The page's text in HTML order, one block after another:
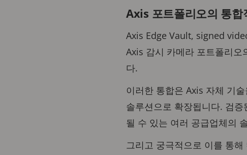
Axis 포트폴리오의 통합
Axis Edge Vault, signed
Axis 감시 카메라 포트폴리오
다.
이러한 통합은 Axis 자체 기
솔루션으로 확장됩니다. 검
될 수 있는 여러 공급업체의
그리고 궁극적으로 이를 통